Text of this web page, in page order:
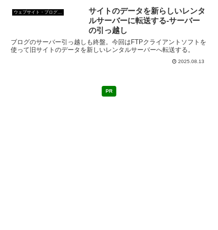
サイトのデータを新らしいレンタ
ルサーバーに転送する-サーバー
の引っ越し
ブログのサーバー引っ越しも終盤。今回はFTPクライアントソフトを
使って旧サイトのデータを新しいレンタルサーバーへ転送する。
2025.08.13
PR